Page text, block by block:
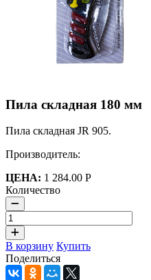
Пила складная 180 мм
Пила складная JR 905.
Производитель:
ЦЕНА: 1 284.00 Р
Количество
В корзину Купить
Поделиться